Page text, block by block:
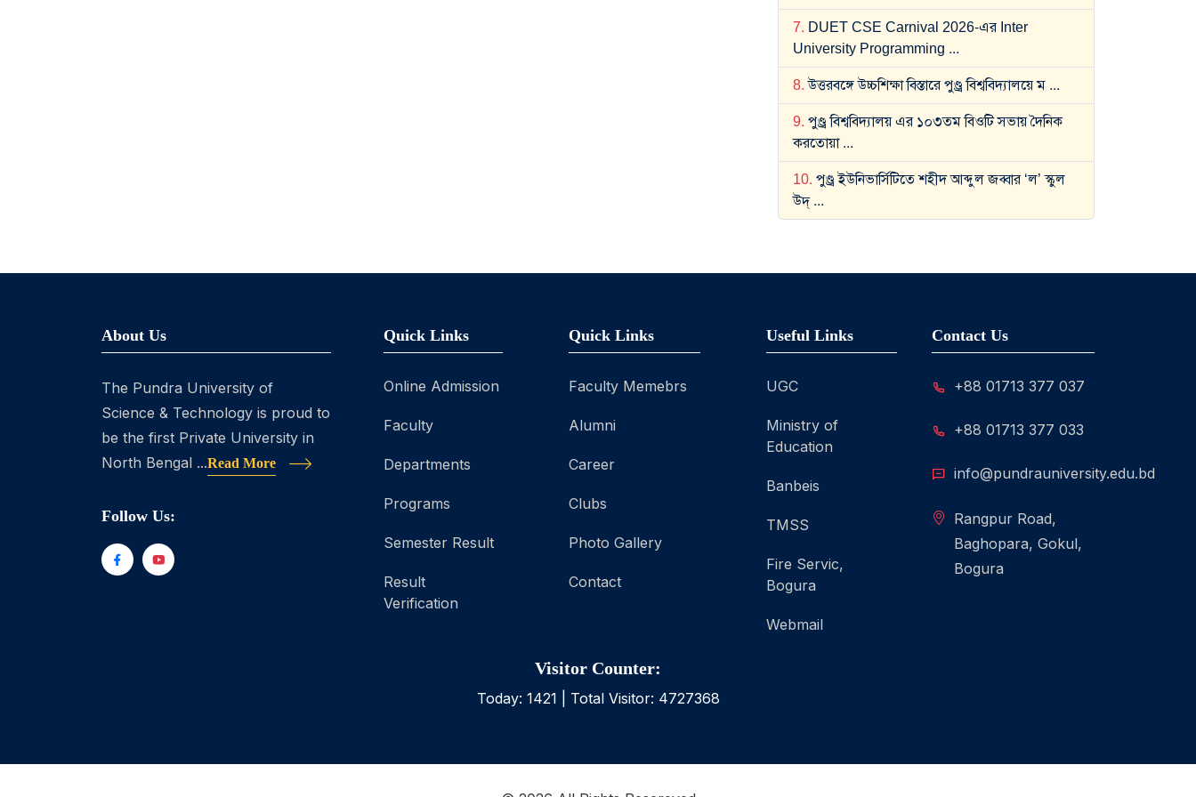
7. DUET CSE Carnival 2026-এর Inter
University Programming ...
8. উত্তরবঙ্গে উচ্চশিক্ষা বিস্তারে পুণ্ড্র বিশ্ববিদ্যালয়ে ম ...
9. পুণ্ড্র বিশ্ববিদ্যালয় এর ১০৩তম বিওটি সভায় দৈনিক
করতোয়া...
10. পুণ্ড্র ইউনিভার্সিটিতে শহীদ আব্দুল জব্বার ‘ল’ স্কুল
উদ্...
About Us
The Pundra University of
Science & Technology is proud to
be the first Private University in
North Bengal ...Read More
Follow Us:
Quick Links
Online Admission
Faculty
Departments
Programs
Semester Result
Result
Verification
Quick Links
Faculty Memebrs
Alumni
Career
Clubs
Photo Gallery
Contact
Useful Links
UGC
Ministry of
Education
Banbeis
TMSS
Fire Servic,
Bogura
Webmail
Contact Us
+88 01713 377 037
+88 01713 377 033
info@pundrauniversity.edu.bd
Rangpur Road,
Baghopara, Gokul,
Bogura
Visitor Counter:
Today: 1421 | Total Visitor: 4727368